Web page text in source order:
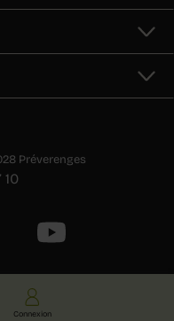
Préverenges
10
Connexion